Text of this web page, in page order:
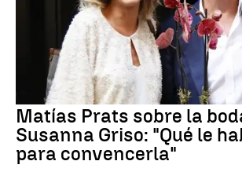
Matías Prats sobre la
Susanna Griso: "Qué le
para convencerla"